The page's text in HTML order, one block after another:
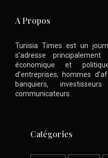
A Propos
Tunisia Times est un
s’adresse
économique et
d’entreprises, hommes
banquiers,
communicateurs .
Catégories